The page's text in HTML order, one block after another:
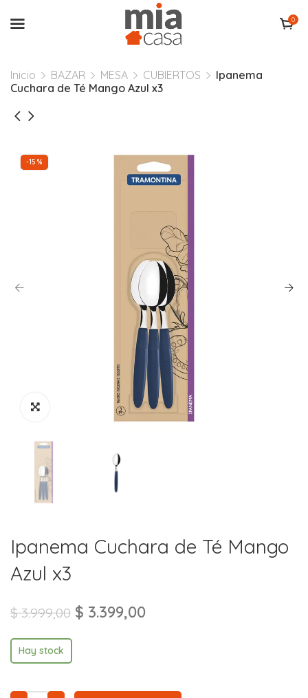
0
Inicio BAZAR MESA CUBIERTOS
Ipanema
Cuchara de Té Mango Azul x3
-15%
Ipanema Cuchara de Té Mango
Azul x3
$3.999,00 $ 3.399,00
Hay stock